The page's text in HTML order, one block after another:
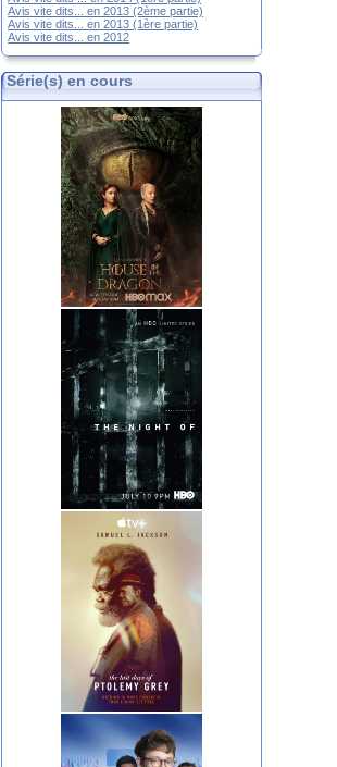
Avis vite dits... en 2013 (2ème partie)
Avis vite dits... en 2013 (1ère partie)
Avis vite dits... en 2012
Série(s) en cours